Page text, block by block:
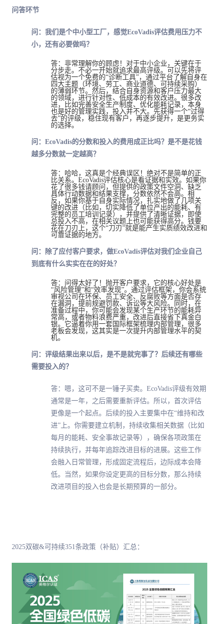
问答环节
问：我们是个中小型工厂，感觉EcoVadis评估费用压力不
小，还有必要做吗？
答：非常理解你的顾虑！对于中小企业，关键在于
分步走。不必一开始就追求最高评级。可以先将评
估视为一个免费的“诊断工具”，通过平台了解自身在
四大主题（环境、劳工、商业道德、可持续采购）
的薄弱环节。然后，结合自身资源和客户压力最大
的领域，进行针对性、低成本的有效改进。很多改
进，比如完善安全生产制度、优化能耗记录，本身
也是好的管理实践，投入并不大。先获得一个“过得
去”的评级，稳住现有客户，再逐步提升，是更务实
的选择。
问：EcoVadis的分数和投入的费用成正比吗？是不是花钱
越多分数就一定越高？
答：哈哈，这真是个经典误区！ 绝对不是简单的正
比关系。EcoVadis评估核心是看证据和实效。如果你
花了很多钱请顾问，但提供的政策文件空洞、缺乏
具体行动数据和结果支撑，分数依然不会高。相
反，如果你基于自身实际情况，扎实地做了几项关
键的改进（比如，切实降低了单位产出的能耗、有
完整的员工培训记录），并提供了清晰证据，即使
总投入不高，在相关议题上也可能获得高分。钱要
花在刀刃上，这个“刀刃”就是能产生实质绩效改进和
可靠证据的地方。
问：除了应付客户要求，做EcoVadis评估对我们企业自己
到底有什么实实在在的好处？
答：问得太好了！抛开客户要求，它的核心好处是
“风险管理”和“效率发现”。通过评估框架，你会系统
审视公司在环保、员工安全、反腐败等方面是否存
在漏洞，提前规避罚款、诉讼等大风险。同时，在
准备过程中，你可能会发现某个生产环节的能耗异
常高，或者物料浪费严重，改进后直接省下真金白
银。它逼着你用一套国际框架梳理内部管理，很多
老板会发现，这其实是一次提升内部管理水平的契
机。
问：评级结果出来以后，是不是就完事了？后续还有哪些
需要投入的？
答：嗯，这可不是一锤子买卖。EcoVadis评级有效期
通常是一年，之后需要重新评估。所以，首次评估
更像是一个起点。后续的投入主要集中在“维持和改
进”上。你需要建立机制，持续收集相关数据（比如
每月的能耗、安全事故记录等），确保各项政策在
持续执行，并每年追踪改进目标的进展。这些工作
会融入日常管理，形成固定流程后，边际成本会降
低。当然，如果你设定更高的目标分数，那么持续
改进项目的投入也会是长期预算的一部分。
2025双碳&可持续351条政策（补贴）汇总：